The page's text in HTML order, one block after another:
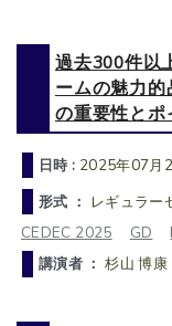
過去300件以
ームの魅力
の重要性とポ
日時 : 2025年07月
形式 ： レギュラー
CEDEC 2025
GD
講演者 ：杉山 博康